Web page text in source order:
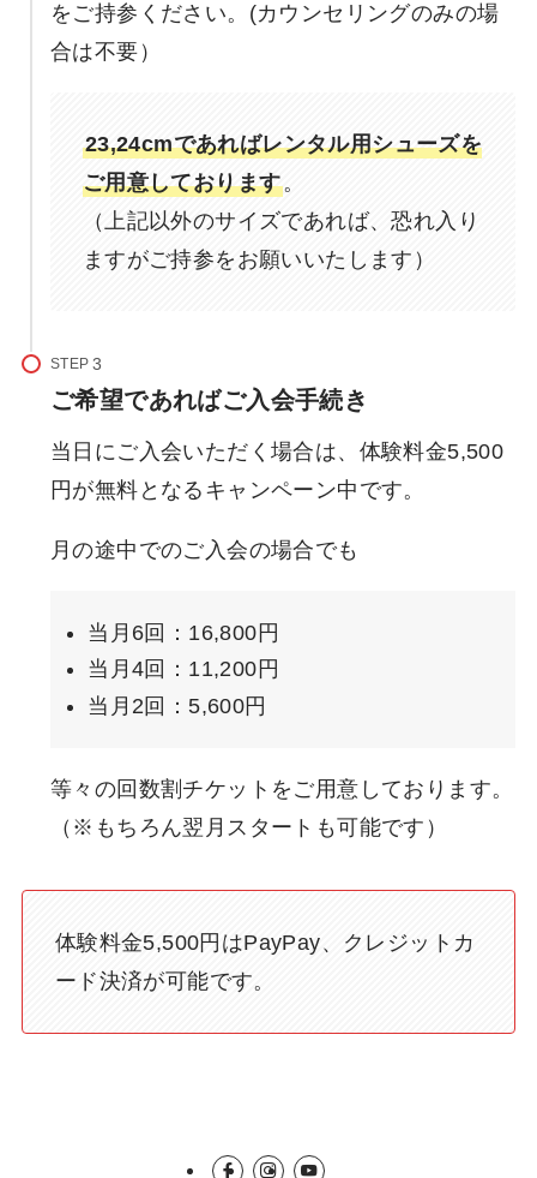
をご持参ください。(カウンセリングのみの場
合は不要）
23,24cmであればレンタル用シューズを
ご用意しております。
（上記以外のサイズであれば、恐れ入り
ますがご持参をお願いいたします）
STEP
ご希望であればご入会手続き
当日にご入会いただく場合は、体験料金5,500
円が無料となるキャンペーン中です。
月の途中でのご入会の場合でも
当月6回：16,800円
当月4回：11,200円
当月2回：5,600円
等々の回数割チケットをご用意しております。
（※もちろん翌月スタートも可能です）
体験料金5,500円はPayPay、クレジットカ
ード決済が可能です。